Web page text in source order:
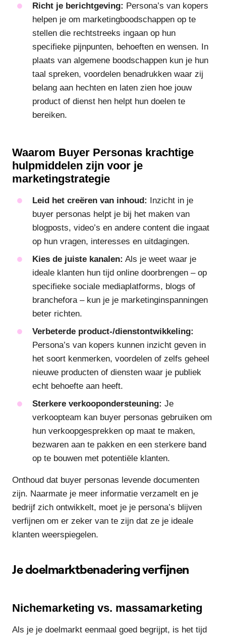
Richt je berichtgeving: Persona’s van kopers
helpen je om marketingboodschappen op te
stellen die rechtstreeks ingaan op hun
specifieke pijnpunten, behoeften en wensen. In
plaats van algemene boodschappen kun je hun
taal spreken, voordelen benadrukken waar zij
belang aan hechten en laten zien hoe jouw
product of dienst hen helpt hun doelen te
bereiken.
Waarom Buyer Personas krachtige
hulpmiddelen zijn voor je
marketingstrategie
Leid het creëren van inhoud: Inzicht in je
buyer personas helpt je bij het maken van
blogposts, video’s en andere content die ingaat
op hun vragen, interesses en uitdagingen.
Kies de juiste kanalen: Als je weet waar je
ideale klanten hun tijd online doorbrengen – op
specifieke sociale mediaplatforms, blogs of
branchefora – kun je je marketinginspanningen
beter richten.
Verbeterde product-/dienstontwikkeling:
Persona’s van kopers kunnen inzicht geven in
het soort kenmerken, voordelen of zelfs geheel
nieuwe producten of diensten waar je publiek
echt behoefte aan heeft.
Sterkere verkoopondersteuning: Je
verkoopteam kan buyer personas gebruiken om
hun verkoopgesprekken op maat te maken,
bezwaren aan te pakken en een sterkere band
op te bouwen met potentiële klanten.
Onthoud dat buyer personas levende documenten
zijn. Naarmate je meer informatie verzamelt en je
bedrijf zich ontwikkelt, moet je je persona’s blijven
verfijnen om er zeker van te zijn dat ze je ideale
klanten weerspiegelen.
Je doelmarktbenadering verfijnen
Nichemarketing vs. massamarketing
Als je je doelmarkt eenmaal goed begrijpt, is het tijd